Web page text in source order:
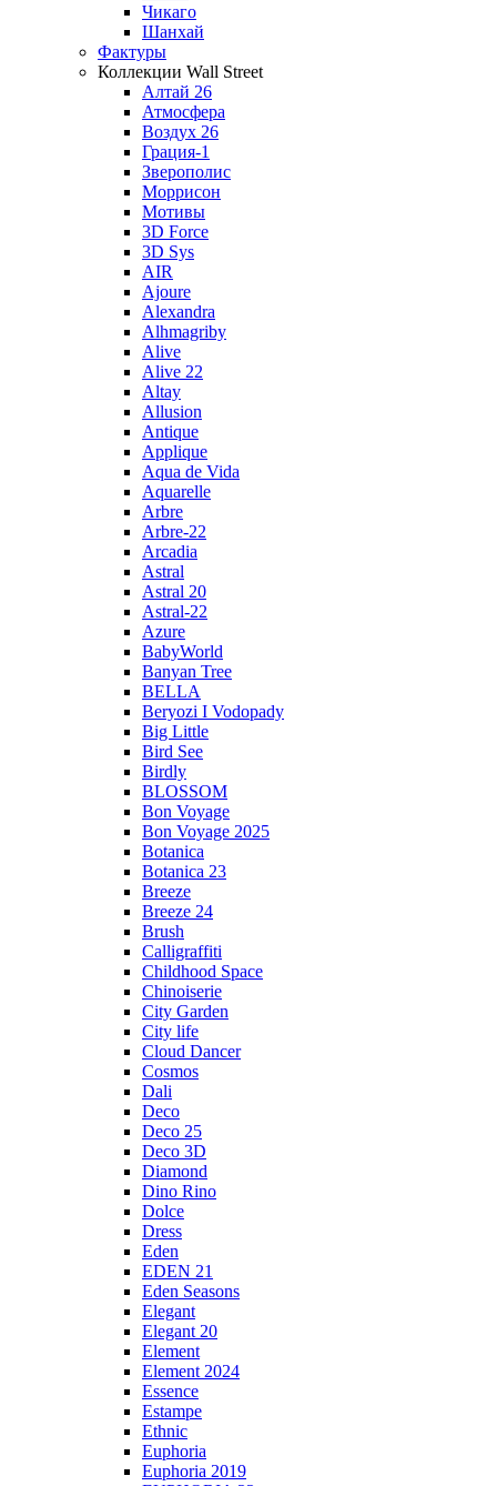
Чикаго
Шанхай
Фактуры
Коллекции Wall Street
Алтай 26
Атмосфера
Воздух 26
Грация-1
Зверополис
Моррисон
Мотивы
3D Force
3D Sys
AIR
Ajoure
Alexandra
Alhmagriby
Alive
Alive 22
Altay
Allusion
Antique
Applique
Aqua de Vida
Aquarelle
Arbre
Arbre-22
Arcadia
Astral
Astral 20
Astral-22
Azure
BabyWorld
Banyan Tree
BELLA
Beryozi I Vodopady
Big Little
Bird See
Birdly
BLOSSOM
Bon Voyage
Bon Voyage 2025
Botanica
Botanica 23
Breeze
Breeze 24
Brush
Calligraffiti
Childhood Space
Chinoiserie
City Garden
City life
Cloud Dancer
Cosmos
Dali
Deco
Deco 25
Deco 3D
Diamond
Dino Rino
Dolce
Dress
Eden
EDEN 21
Eden Seasons
Elegant
Elegant 20
Element
Element 2024
Essence
Estampe
Ethnic
Euphoria
Euphoria 2019